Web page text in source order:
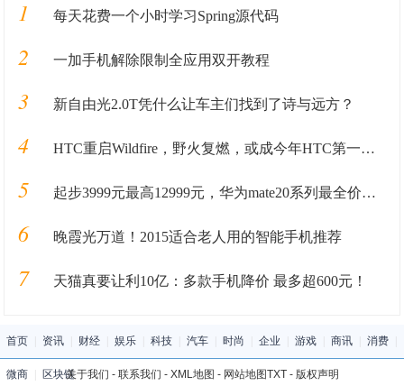
1 每天花费一个小时学习Spring源代码
2 一加手机解除限制全应用双开教程
3 新自由光2.0T凭什么让车主们找到了诗与远方？
4 HTC重启Wildfire，野火复燃，或成今年HTC第一部新机
5 起步3999元最高12999元，华为mate20系列最全价格奉上
6 晚霞光万道！2015适合老人用的智能手机推荐
7 天猫真要让利10亿：多款手机降价 最多超600元！
首页 资讯 财经 娱乐 科技 汽车 时尚 企业 游戏 商讯 消费
微商 区块链关于我们 - 联系我们 - XML地图 - 网站地图TXT- 版权声明